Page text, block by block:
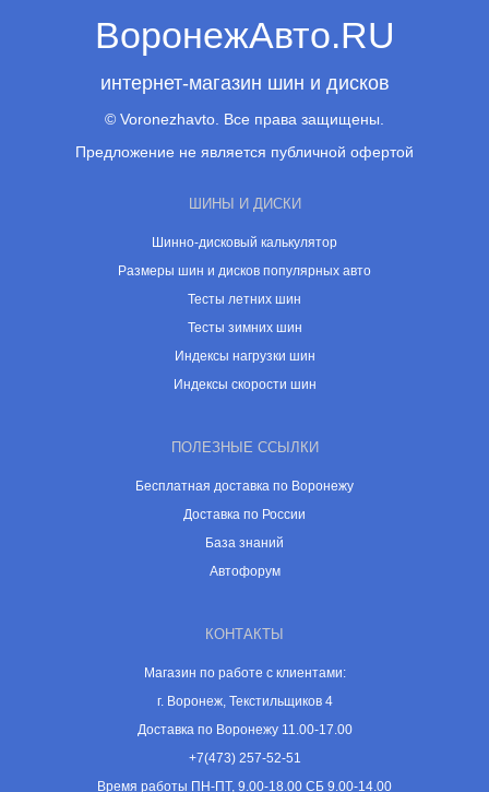
ВоронежАвто.RU
интернет-магазин шин и дисков
© Voronezhavto. Все права защищены.
Предложение не является публичной офертой
ШИНЫ И ДИСКИ
Шинно-дисковый калькулятор
Размеры шин и дисков популярных авто
Тесты летних шин
Тесты зимних шин
Индексы нагрузки шин
Индексы скорости шин
ПОЛЕЗНЫЕ ССЫЛКИ
Бесплатная доставка по Воронежу
Доставка по России
База знаний
Автофорум
КОНТАКТЫ
Магазин по работе с клиентами:
г. Воронеж, Текстильщиков 4
Доставка по Воронежу 11.00-17.00
+7(473) 257-52-51
Время работы ПН-ПТ, 9.00-18.00 СБ 9.00-14.00